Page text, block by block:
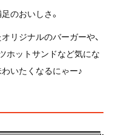
のおいしさ。
リジナルのバーガーや、
ホットサンドなど気にな
いたくなるにゃー♪